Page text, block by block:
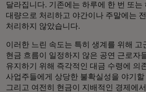
달라집니다. 기존에는 하루에 한 번 또는
대량으로 처리하고 야간이나 주말에는
처리하지 않았습니다.
이러한 느린 속도는 특히 생계를 위해 고
현금 흐름이 일정하지 않은 공연 근로자
유지하기 위해 즉각적인 대금 수령에 의
사업주들에게 상당한 불확실성을 야기
그리고 여전히 현금이 지배적인 경제에